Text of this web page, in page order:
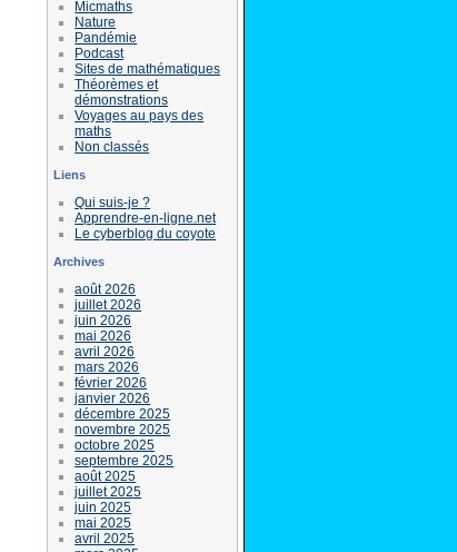
Micmaths
Nature
Pandémie
Podcast
Sites de mathématiques
Théorèmes et
démonstrations
Voyages au pays des
maths
Non classés
Liens
Qui suis-je ?
Apprendre-en-ligne.net
Le cyberblog du coyote
Archives
août 2026
juillet 2026
juin 2026
mai 2026
avril 2026
mars 2026
février 2026
janvier 2026
décembre 2025
novembre 2025
octobre 2025
septembre 2025
août 2025
juillet 2025
juin 2025
mai 2025
avril 2025